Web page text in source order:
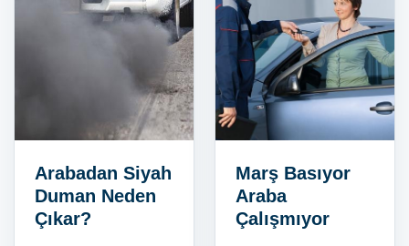
Arabadan Siyah
Duman Neden
Çıkar?
Marş Basıyor
Araba
Çalışmıyor